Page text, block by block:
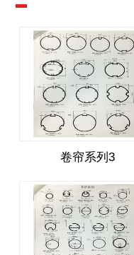
卷帘系列3